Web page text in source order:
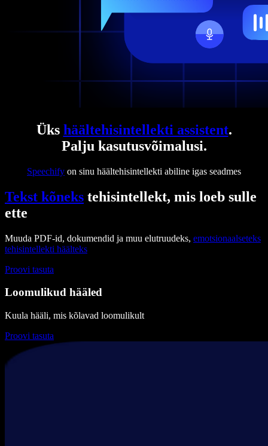
Üks häältehisintellekti assistent.
Palju kasutusvõimalusi.
Speechify on sinu häältehisintellekti abiline igas seadmes
Tekst kõneks tehisintellekt, mis loeb sulle
ette
Muuda PDF-id, dokumendid ja muu elutruudeks, emotsionaalseteks
tehisintellekti häälteks
Proovi tasuta
Loomulikud hääled
Kuula hääli, mis kõlavad loomulikult
Proovi tasuta